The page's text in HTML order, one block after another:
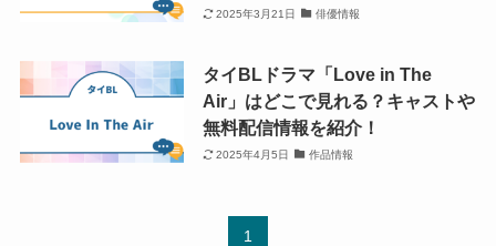
2025年3月21日 俳優情報
タイBLドラマ「Love in The
Air」はどこで見れる？キャストや
無料配信情報を紹介！
2025年4月5日 作品情報
1